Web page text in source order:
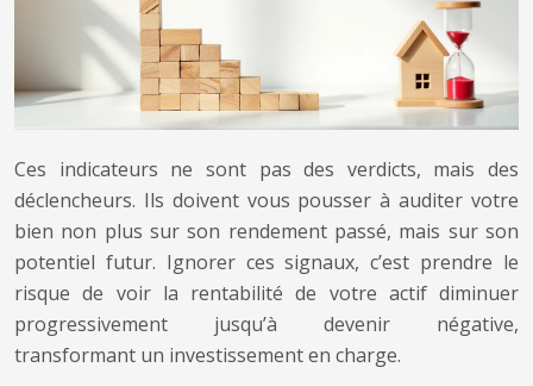
Ces indicateurs ne sont pas des verdicts, mais des
déclencheurs. Ils doivent vous pousser à auditer votre
bien non plus sur son rendement passé, mais sur son
potentiel futur. Ignorer ces signaux, c’est prendre le
risque de voir la rentabilité de votre actif diminuer
progressivement jusqu’à devenir négative,
transformant un investissement en charge.